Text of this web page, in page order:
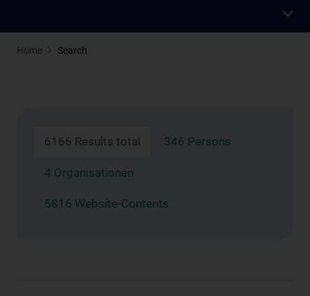
Home Search
6166 Results total 346 Persons
4 Organisationen
5816 Website-Contents